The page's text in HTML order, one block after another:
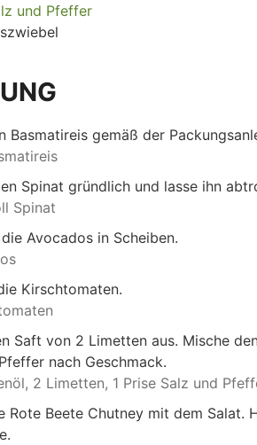
und Pfeffer
Basmatireis gemäß der
Spinat gründlich und lasse ihn
Spinat
Avocados in Scheiben.
Kirschtomaten.
Saft von 2 Limetten aus. Mische
nach Geschmack.
2 Limetten, 1 Prise Salz und
Rote Beete Chutney mit dem Salat.